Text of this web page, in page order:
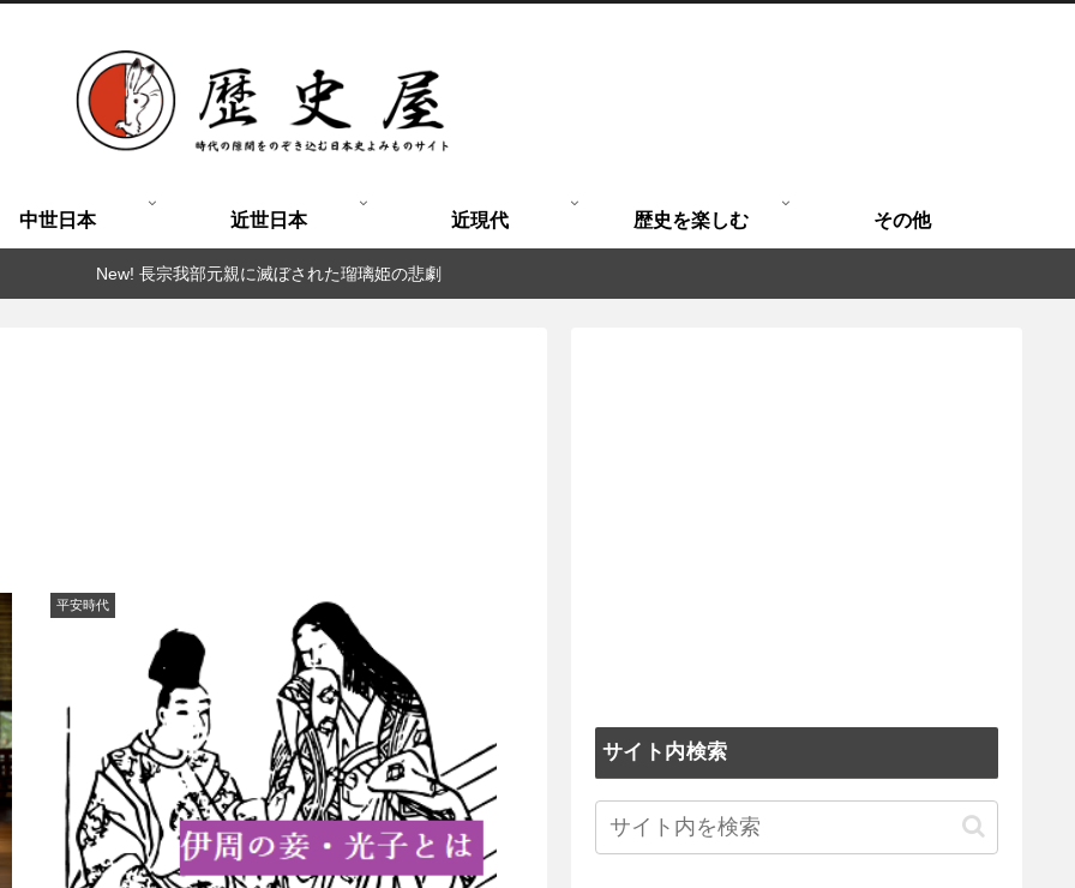
中世日本 近世日本 近現代 歴史を楽しむ その他
New! 長宗我部元親に滅ぼされた瑠璃姫の悲劇
平安時代
サイト内検索